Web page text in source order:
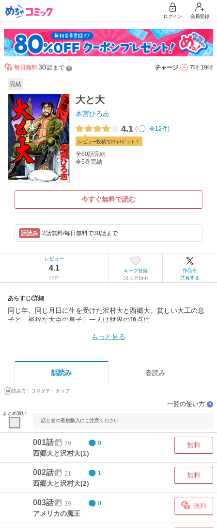
ログイン 会員登録
毎日無料30話まで ？ チャージ 7時,19時
完結
大と大
本宮ひろ志
4.1 ( 全12件)
レビュー投稿で20ptゲット！
全60話完結
全5巻完結
今すぐ無料で読む
2話無料/毎日無料で30話まで
レビュー
4.1
12件
キープ登録
36人登録中
作品を
共有する
あらすじ/詳細
同じ年、同じ月日に生を受けた沢村大と西郷大。貧しい大工の息
子と、裕福な大臣の息子。一人は財界の頂点に…
もっと見る
話読み 巻読み
読み方： コマタテ・タップ
まとめ買い
一覧の使い方 ？
話と巻の重複購入にご注意ください
001話 39 0
西郷大と沢村大(1)
無料
002話 21 1
西郷大と沢村大(2)
無料
003話 39 0
アメリカの魔王
無料